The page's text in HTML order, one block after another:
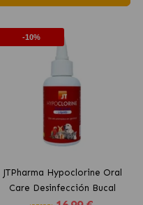
-10%
JTPharma Hypoclorine Oral
Care Desinfección Bucal